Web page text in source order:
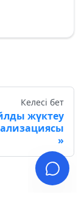
Келесі бет
жүктеу